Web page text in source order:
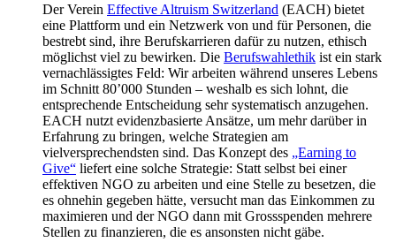
Der Verein Effective Altruism Switzerland (EACH) bietet
eine Plattform und ein Netzwerk von und für Personen, die
bestrebt sind, ihre Berufskarrieren dafür zu nutzen, ethisch
möglichst viel zu bewirken. Die Berufswahlethik ist ein stark
vernachlässigtes Feld: Wir arbeiten während unseres Lebens
im Schnitt 80’000 Stunden – weshalb es sich lohnt, die
entsprechende Entscheidung sehr systematisch anzugehen.
EACH nutzt evidenzbasierte Ansätze, um mehr darüber in
Erfahrung zu bringen, welche Strategien am
vielversprechendsten sind. Das Konzept des „Earning to
Give“ liefert eine solche Strategie: Statt selbst bei einer
effektiven NGO zu arbeiten und eine Stelle zu besetzen, die
es ohnehin gegeben hätte, versucht man das Einkommen zu
maximieren und der NGO dann mit Grossspenden mehrere
Stellen zu finanzieren, die es ansonsten nicht gäbe.